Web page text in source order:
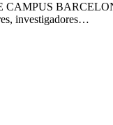
CAMPUS
investigadores…